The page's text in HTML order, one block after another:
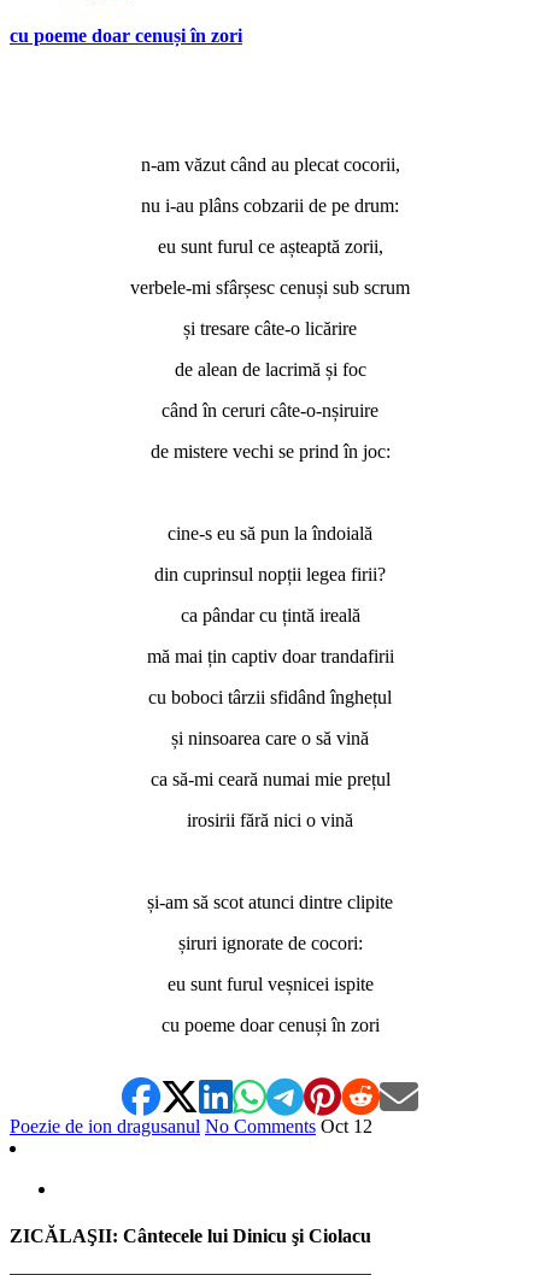
cu poeme doar cenuși în zori
n-am văzut când au plecat cocorii,
nu i-au plâns cobzarii de pe drum:
eu sunt furul ce așteaptă zorii,
verbele-mi sfârșesc cenuși sub scrum
și tresare câte-o licărire
de alean de lacrimă și foc
când în ceruri câte-o-nșiruire
de mistere vechi se prind în joc:
cine-s eu să pun la îndoială
din cuprinsul nopții legea firii?
ca pândar cu țintă ireală
mă mai țin captiv doar trandafirii
cu boboci târzii sfidând înghețul
și ninsoarea care o să vină
ca să-mi ceară numai mie prețul
irosirii fără nici o vină
și-am să scot atunci dintre clipite
șiruri ignorate de cocori:
eu sunt furul veșnicei ispite
cu poeme doar cenuși în zori
Poezie de ion dragusanul No Comments Oct 12
ZICĂLAŞII: Cântecele lui Dinicu şi Ciolacu